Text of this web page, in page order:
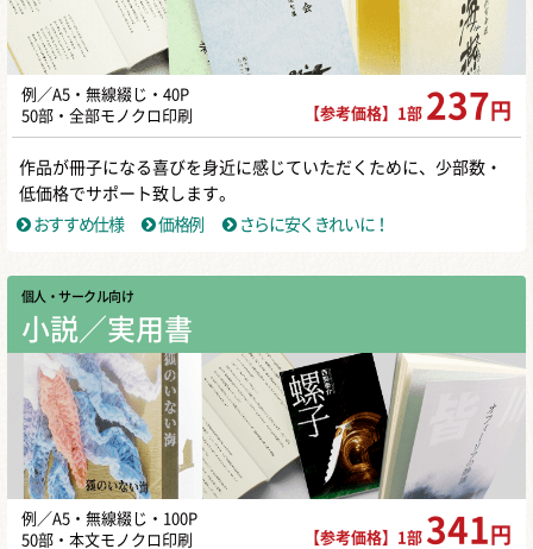
例／A5・無線綴じ・40P
50部・全部モノクロ印刷
【参考価格】1部 237 円
作品が冊子になる喜びを身近に感じていただくために、少部数・
低価格でサポート致します。
おすすめ仕様
価格例 さらに安くきれいに！
個人・サークル向け
小説／実用書
例／A5・無線綴じ・100P
50部・本文モノクロ印刷
【参考価格】1部 341 円